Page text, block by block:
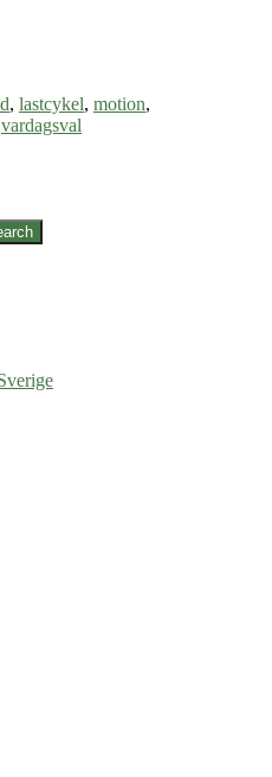
med
, lastcykel, motion,
vardagsval